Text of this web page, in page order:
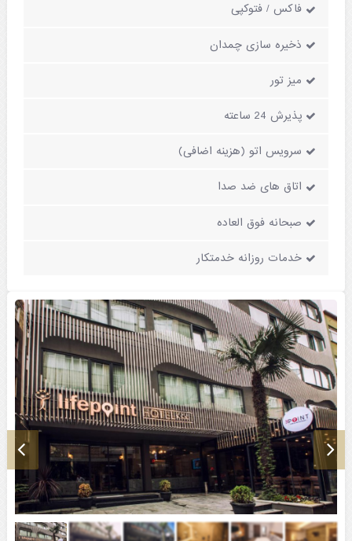
فاکس / فتوکپی
ذخیره سازی چمدان
میز تور
پذیرش 24 ساعته
سرویس اتو (هزینه اضافی)
اتاق های ضد صدا
صبحانه فوق العاده
خدمات روزانه خدمتکار